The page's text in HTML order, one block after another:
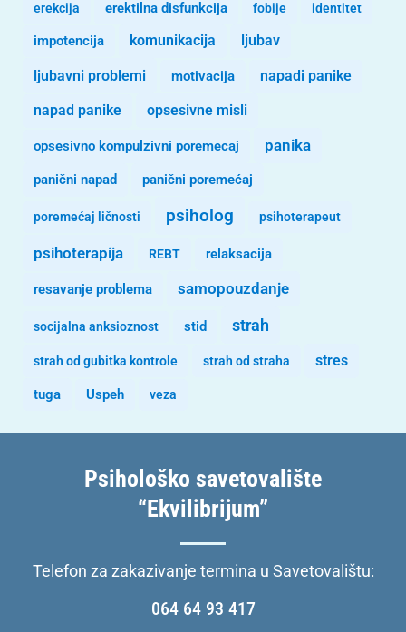
erekcija erektilna disfunkcija fobije identitet
impotencija komunikacija ljubav
ljubavni problemi motivacija napadi panike
napad panike opsesivne misli
opsesivno kompulzivni poremecaj panika
panični napad panični poremećaj
poremećaj ličnosti psiholog psihoterapeut
psihoterapija REBT relaksacija
resavanje problema samopouzdanje
socijalna anksioznost stid strah
strah od gubitka kontrole strah od straha stres
tuga Uspeh veza
Psihološko savetovalište
“Ekvilibrijum”
Telefon za zakazivanje termina u Savetovalištu:
064 64 93 417